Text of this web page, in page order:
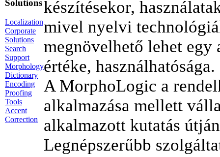
Solutions
Localization
Corporate
Solutions
Search
Support
Morphology
Dictionary
Encoding
Proofing
Tools
Accent
Correction
készítésekor,
mivel nyelvi
megnövelhető lehet egy
értéke, használhatósága.
A MorphoLogic a
alkalmazása mellett
alkalmazott kutatás
Legnépszerűbb